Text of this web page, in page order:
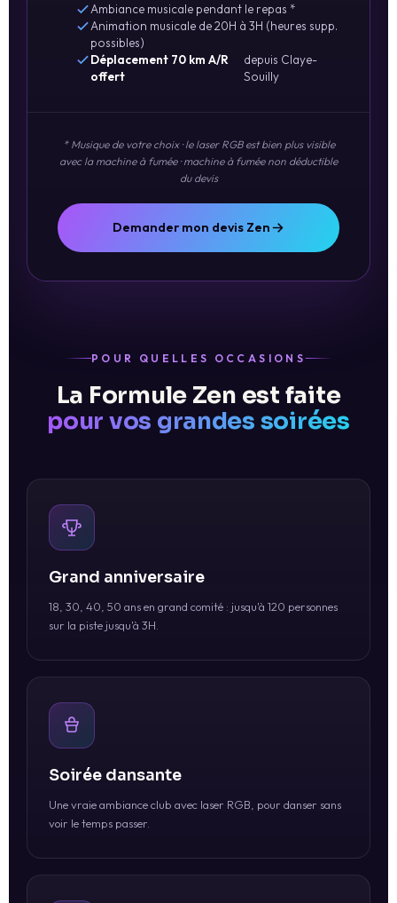
Ambiance musicale pendant le repas *
Animation musicale de 20H à 3H (heures supp.
possibles)
Déplacement 70 km A/R
offert
depuis Claye-
Souilly
* Musique de votre choix · le laser RGB est bien plus visible
avec la machine à fumée · machine à fumée non déductible
du devis
Demander mon devis Zen
POUR QUELLES OCCASIONS
La Formule Zen est faite
pour vos grandes soirées
Grand anniversaire
18, 30, 40, 50 ans en grand comité : jusqu'à 120 personnes
sur la piste jusqu'à 3H.
Soirée dansante
Une vraie ambiance club avec laser RGB, pour danser sans
voir le temps passer.